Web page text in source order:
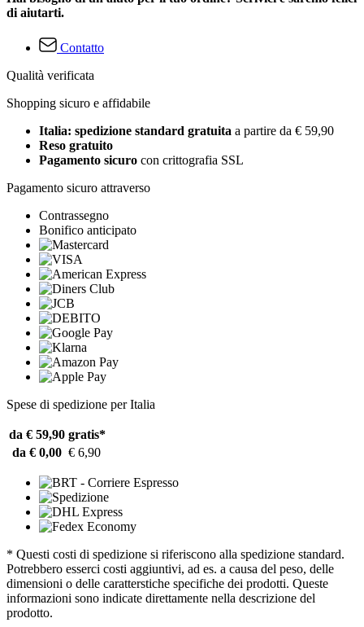
di aiutarti.
Contatto
Qualità verificata
Shopping sicuro e affidabile
Italia: spedizione standard gratuita a partire da € 59,90
Reso gratuito
Pagamento sicuro con crittografia SSL
Pagamento sicuro attraverso
Contrassegno
Bonifico anticipato
Spese di spedizione per Italia
da € 59,90 gratis*
da € 0,00 € 6,90
* Questi costi di spedizione si riferiscono alla spedizione standard.
Potrebbero esserci costi aggiuntivi, ad es. a causa del peso, delle
dimensioni o delle caratterstiche specifiche dei prodotti. Queste
informazioni sono indicate direttamente nella descrizione del
prodotto.